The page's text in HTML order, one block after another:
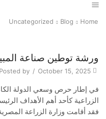
Home
Blog
Uncategorized
Uncategorized
ورشة توطين صناعة
/
Posted by
في إطار حرص وسعي الدولة
الزراعية كأحد أهم الأهداف
فقد أقامت وزارة الزراعة المصرية اليوم